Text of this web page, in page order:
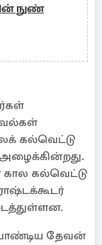
நுண்
கல்வெட்டு
கல்வெட்டு
தேவன்